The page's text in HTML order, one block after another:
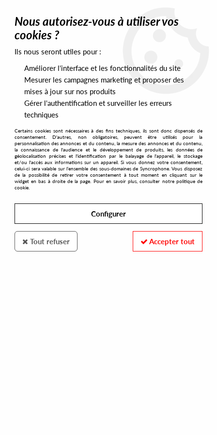
Home >Artists
SORT & FILTER
PRESALES EXCLUSIVES
1
Nous autorisez-vous à utiliser vos
cookies ?
Ils nous seront utiles pour :
Améliorer l'interface et les fonctionnalités du site
Mesurer les campagnes marketing et proposer des
mises à jour sur nos produits
Gérer l'authentification et surveiller les erreurs
techniques
Certains cookies sont nécessaires à des fins techniques, ils sont donc dispensés de
consentement. D'autres, non obligatoires, peuvent être utilisés pour la
personnalisation des annonces et du contenu, la mesure des annonces et du contenu,
la connaissance de l'audience et le développement de produits, les données de
géolocalisation précises et l'identification par le balayage de l'appareil, le stockage
et/ou l'accès aux informations sur un appareil. Si vous donnez votre consentement,
celui-ci sera valable sur l’ensemble des sous-domaines de Syncrophone. Vous disposez
de la possibilité de retirer votre consentement à tout moment en cliquant sur le
widget en bas à droite de la page. Pour en savoir plus, consulter notre politique de
cookie.
Configurer
Tout refuser Accepter tout